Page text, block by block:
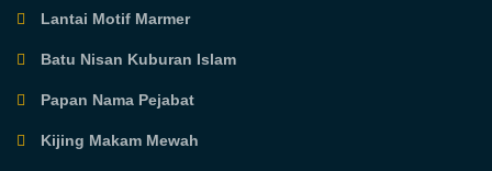
Lantai Motif Marmer
Batu Nisan Kuburan Islam
Papan Nama Pejabat
Kijing Makam Mewah